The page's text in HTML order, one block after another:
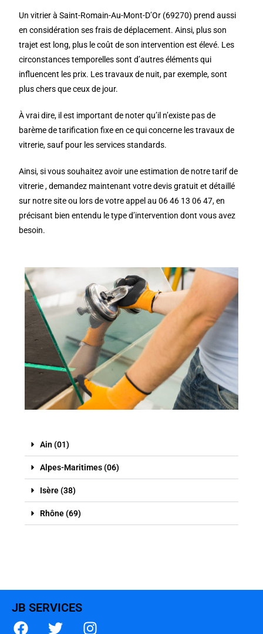
Un vitrier à Saint-Romain-Au-Mont-D’Or (69270) prend aussi
en considération ses frais de déplacement. Ainsi, plus son
trajet est long, plus le coût de son intervention est élevé. Les
circonstances temporelles sont d’autres éléments qui
influencent les prix. Les travaux de nuit, par exemple, sont
plus chers que ceux de jour.
À vrai dire, il est important de noter qu’il n’existe pas de
barème de tarification fixe en ce qui concerne les travaux de
vitrerie, sauf pour les services standards.
Ainsi, si vous souhaitez avoir une estimation de notre tarif de
vitrerie , demandez maintenant votre devis gratuit et détaillé
sur notre site ou lors de votre appel au 06 46 13 06 47, en
précisant bien entendu le type d’intervention dont vous avez
besoin.
Ain (01)
Alpes-Maritimes (06)
Isère (38)
Rhône (69)
JB SERVICES